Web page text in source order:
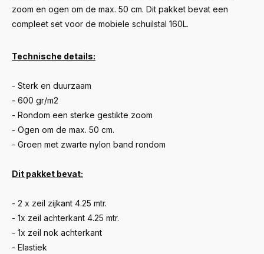
zoom en ogen om de max. 50 cm. Dit pakket bevat een
compleet set voor de mobiele schuilstal 160L.
Technische details:
- Sterk en duurzaam
- 600 gr/m2
- Rondom een sterke gestikte zoom
- Ogen om de max. 50 cm.
- Groen met zwarte nylon band rondom
Dit pakket bevat:
- 2 x zeil zijkant 4.25 mtr.
- 1x zeil achterkant 4.25 mtr.
- 1x zeil nok achterkant
- Elastiek